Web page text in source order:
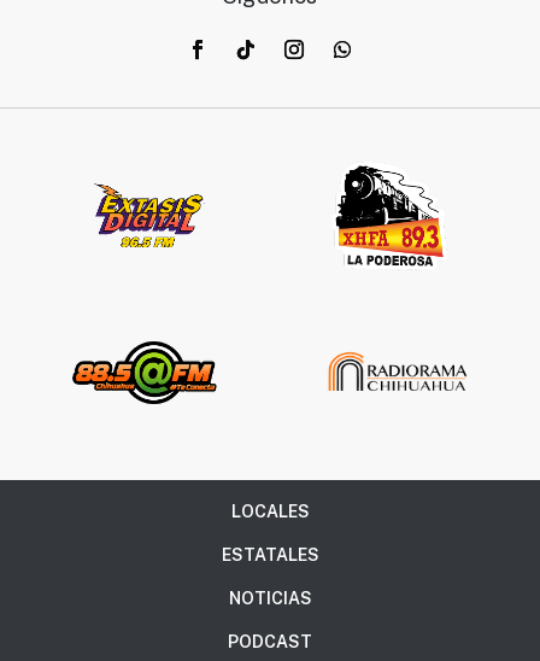
LOCALES
ESTATALES
NOTICIAS
PODCAST